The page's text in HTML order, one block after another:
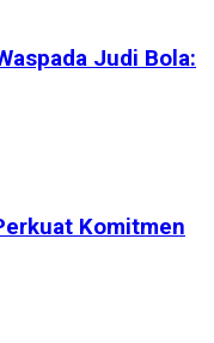
Judi Bola:
Komitmen